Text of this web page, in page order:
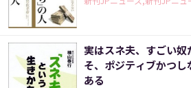
実はスネ夫、すごい
そ、ポジティブかつ
ある